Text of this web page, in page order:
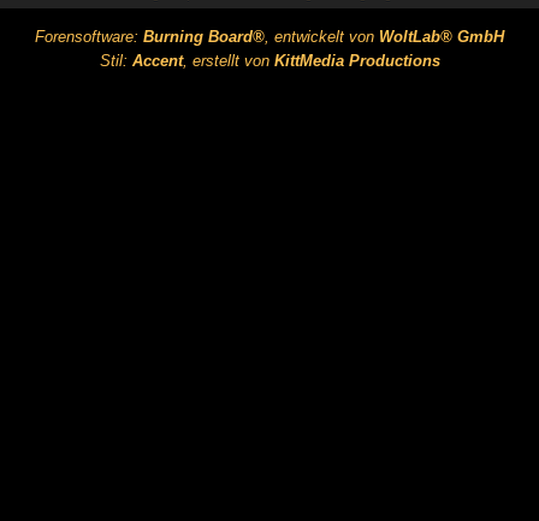
Forensoftware: Burning Board®, entwickelt von WoltLab® GmbH
Stil: Accent, erstellt von KittMedia Productions